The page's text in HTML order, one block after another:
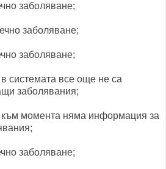
заболяване;
заболяване;
заболяване;
в системата все още не са
заболявания;
към момента няма информация за
заболяване;